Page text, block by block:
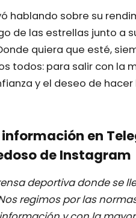
hablando sobre su
de las estrellas junto a
quiera que esté,
todos: para salir con la
y el deseo de
en
de Instagram
deportiva donde se
regimos por las